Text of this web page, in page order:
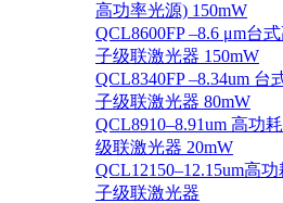
高功率光源) 150mW
QCL8600FP –8.6 μm台
子级联激光器 150mW
QCL8340FP –8.34um
子级联激光器 80mW
QCL8910–8.91um 高功
级联激光器 20mW
QCL12150–12.15um高
子级联激光器